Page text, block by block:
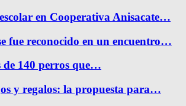
en Cooperativa Anisacate…
fue reconocido en un encuentro…
de 140 perros que…
y regalos: la propuesta para…